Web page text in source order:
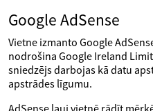
Google AdSense
Vietne izmanto Google
nodrošina Google Ireland
sniedzējs darbojas kā datu
apstrādes līgumu.
AdSense ļauj vietnē rādīt